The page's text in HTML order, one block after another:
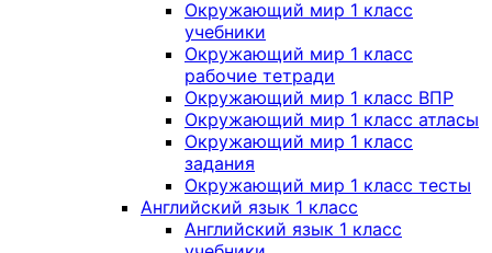
Окружающий мир 1 класс
учебники
Окружающий мир 1 класс
рабочие тетради
Окружающий мир 1 класс ВПР
Окружающий мир 1 класс атласы
Окружающий мир 1 класс
задания
Окружающий мир 1 класс тесты
Английский язык 1 класс
Английский язык 1 класс